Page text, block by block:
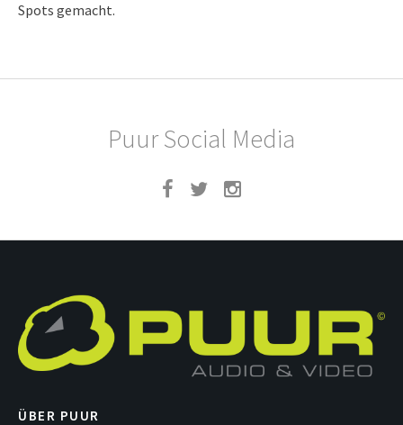
Spots gemacht.
Puur Social Media
ÜBER PUUR